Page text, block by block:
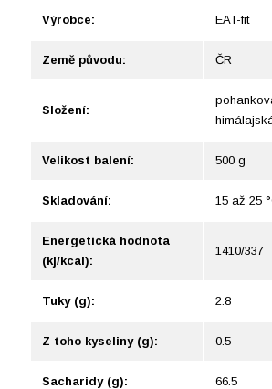
Výrobce: EAT-fit
Země původu: ČR
Složení:
Velikost balení: 500 g
Skladování: 15 až 25
Energetická hodnota
(kj/kcal):
1410/337
Tuky (g): 2.8
Z toho kyseliny (g): 0.5
Sacharidy (g): 66.5